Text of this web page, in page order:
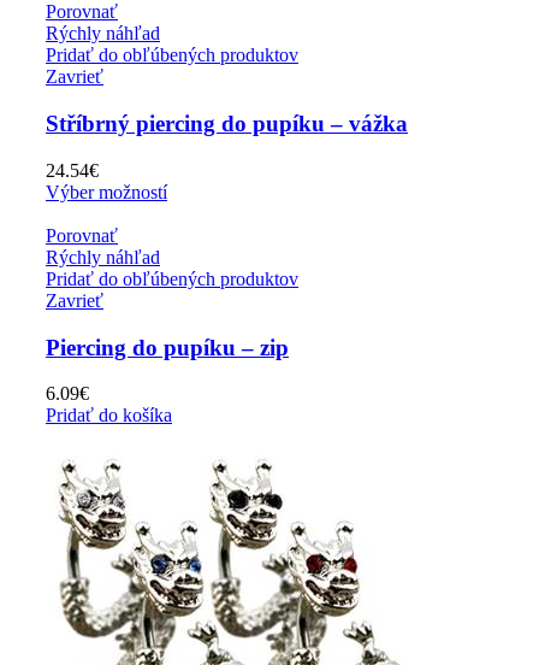
Porovnať
Rýchly náhľad
Pridať do obľúbených produktov
Zavrieť
Stříbrný piercing do pupíku – vážka
24.54€
Výber možností
Porovnať
Rýchly náhľad
Pridať do obľúbených produktov
Zavrieť
Piercing do pupíku – zip
6.09€
Pridať do košíka